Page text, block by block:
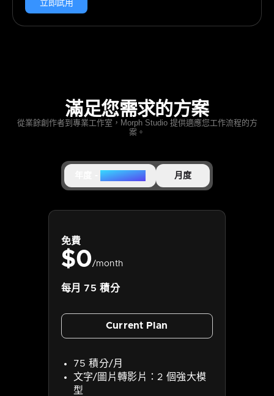
立即試用
滿足您需求的方案
從業餘創作者到專業工作室，Morph Studio 提供適應您工作流程的方
案。
-- 30% 優惠 月度
免費
$0/month
每月 75 積分
Current Plan
75 積分/月
文字/圖片轉影片：2 個強大模
型